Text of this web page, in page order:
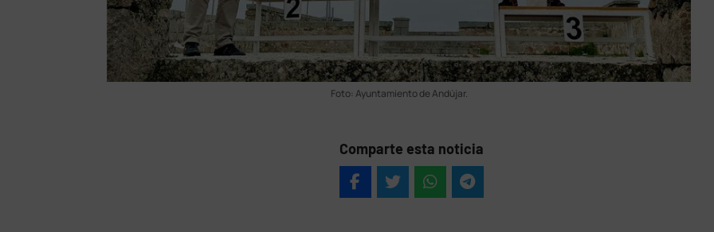
Foto: Ayuntamiento de Andújar.
Comparte esta noticia